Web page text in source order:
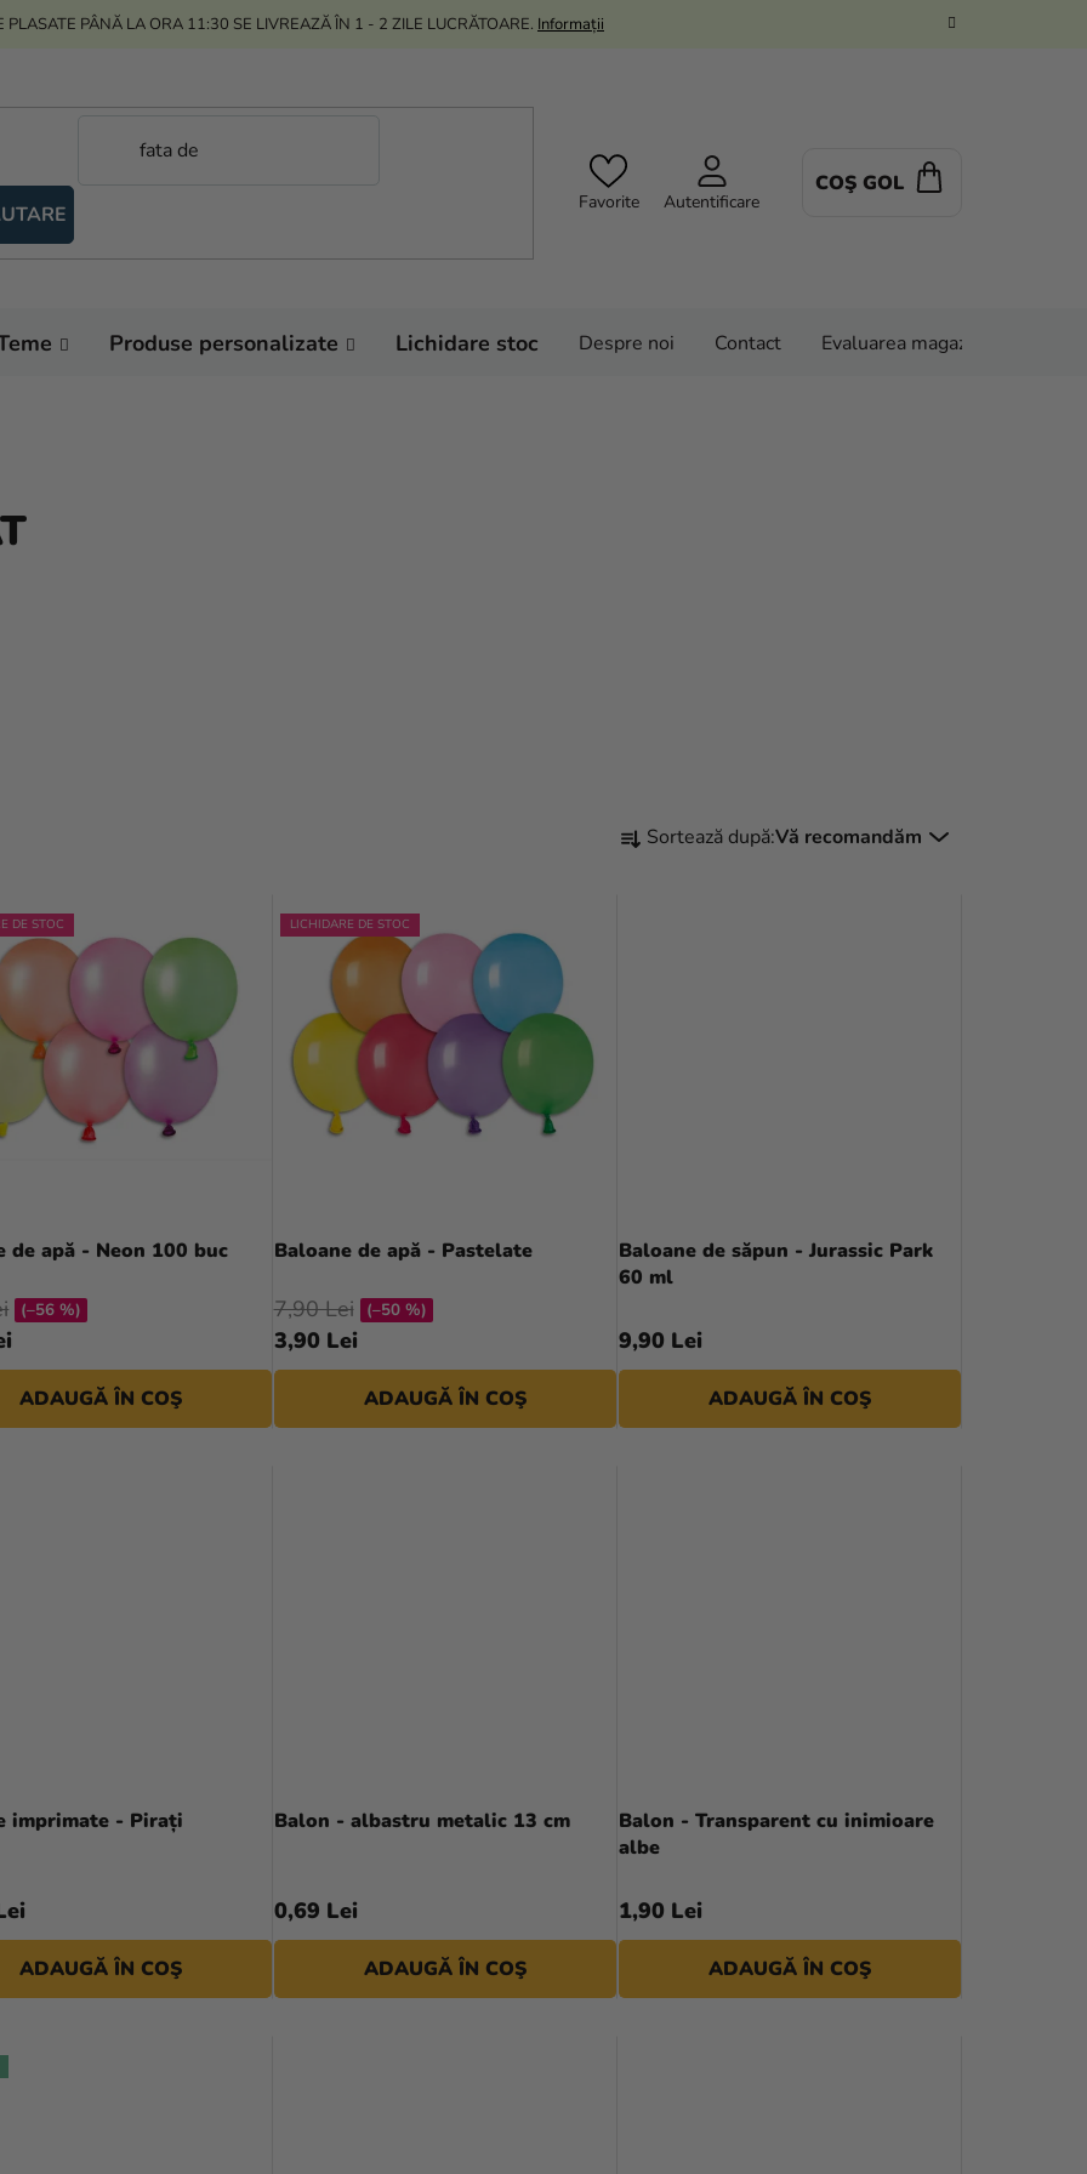
PLASATE PÂNĂ LA ORA 11:30 SE LIVREAZĂ ÎN 1 - 2 ZILE LUCRĂTOARE. Informații
Favorite Autentificare
COŞ GOL
Produse personalizate Lichidare stoc Despre noi Contact Evaluarea magazinului
S
P
R
O
D
U
Sortează după:Vă recomandăm
DE STOC
de apă - Neon 100 buc
(–56 %)
ADAUGĂ ÎN COŞ
LICHIDARE DE STOC
Baloane de apă - Pastelate
3,90 Lei
7,90 Lei (–50 %)
ADAUGĂ ÎN COŞ
Baloane de săpun - Jurassic Park
60 ml
9,90 Lei
ADAUGĂ ÎN COŞ
imprimate - Pirați
ADAUGĂ ÎN COŞ
Balon - albastru metalic 13 cm
0,69 Lei
ADAUGĂ ÎN COŞ
Balon - Transparent cu inimioare
albe
1,90 Lei
ADAUGĂ ÎN COŞ